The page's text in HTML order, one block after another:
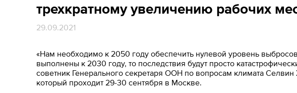
трехкратному увеличению рабочих
29.09.2021
«Нам необходимо к 2050 году обеспечить нулевой уровень
выполнены к 2030 году, то последствия будут просто
советник Генерального секретаря ООН по вопросам климата
который проходит 29-30 сентября в Москве.